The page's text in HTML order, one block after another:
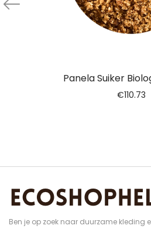
Panela Suiker
€110.73
Ben je op zoek naar duurzame kleding